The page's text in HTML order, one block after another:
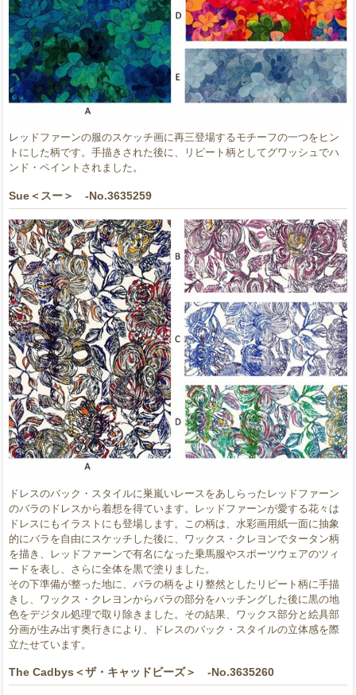
レッドファーンの服のスケッチ画に再三登場するモチーフの一つをヒン
トにした柄です。手描きされた後に、リピート柄としてグワッシュでハ
ンド・ペイントされました。
Sue＜スー＞ -No.3635259
ドレスのバック・スタイルに巣嵐いレースをあしらったレッドファーン
のバラのドレスから着想を得ています。レッドファーンが愛する花々は
ドレスにもイラストにも登場します。この柄は、水彩画用紙一面に抽象
的にバラを自由にスケッチした後に、ワックス・クレヨンでタータン柄
を描き、レッドファーンで有名になった乗馬服やスポーツウェアのツィ
ードを表し、さらに全体を黒で塗りました。
その下準備が整った地に、バラの柄をより整然としたリピート柄に手描
きし、ワックス・クレヨンからバラの部分をハッチングした後に黒の地
色をデジタル処理で取り除きました。その結果、ワックス部分と絵具部
分画が生み出す奥行きにより、ドレスのバック・スタイルの立体感を際
立たせています。
The Cadbys＜ザ・キャッドビーズ＞ -No.3635260